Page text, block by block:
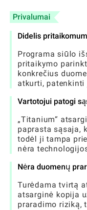
Privalumai
Didelis
Programa siūlo
pritaikymo
konkrečius
atkurti,
Vartotojui patogi
„Titanium“
paprasta sąsaja,
todėl ji tampa
nėra
Nėra duomenų
Turėdama tvirtą
atsarginė kopija
praradimo riziką,